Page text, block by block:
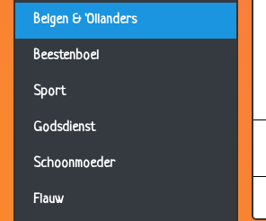
Belgen & 'Ollanders
Beestenboel
Sport
Godsdienst
Schoonmoeder
Flauw